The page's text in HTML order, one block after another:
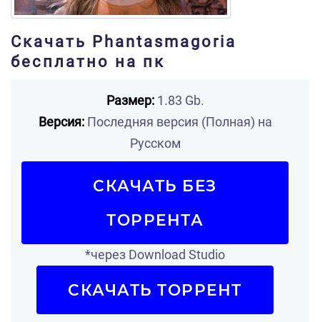
Скачать Phantasmagoria
бесплатно на пк
Размер:1.83 Gb.
Версия:Последняя версия (Полная) на
Русском
СКАЧАТЬ БЕЗ
ТОРРЕНТА
*через Download Studio
СКАЧАТЬ ТОРРЕНТ